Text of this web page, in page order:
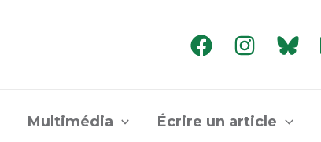
Multimédia Écrire un article